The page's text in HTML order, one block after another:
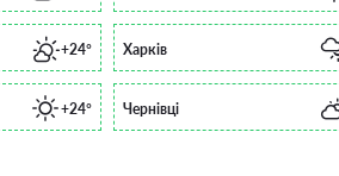
+24° Харків
+24° Чернівці